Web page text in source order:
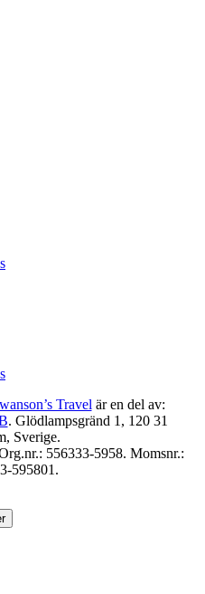
Travel är en del av:
. Glödlampsgränd 1, 120 31
Sverige.
556333-5958. Momsnr.:
595801.